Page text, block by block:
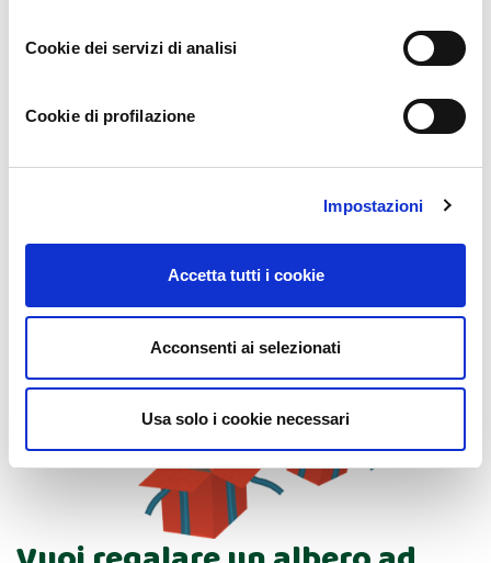
Cookie dei servizi di analisi
Cookie di profilazione
Impostazioni
Accetta tutti i cookie
Acconsenti ai selezionati
Usa solo i cookie necessari
Alberi adottati